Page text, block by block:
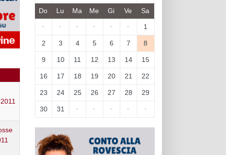
Do Lu Ma Me Gi Ve Sa
· · · · · · 1
2 3 4 5 6 7 8
9 10 11 12 13 14 15
16 17 18 19 20 21 22
23 24 25 26 27 28 29
30 31 · · · · ·